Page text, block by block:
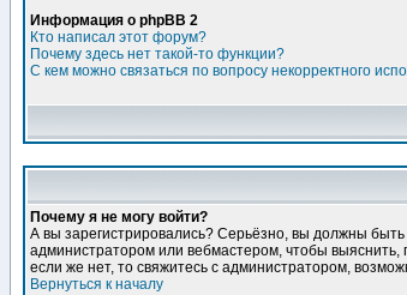
Информация о phpBB 2
Кто написал этот форум?
Почему здесь нет такой-то функции?
С кем можно связаться по вопросу некорректного
Почему я не могу войти?
А вы зарегистрировались? Серьёзно, вы должны
администратором или вебмастером, чтобы
если же нет, то свяжитесь с администратором,
Вернуться к началу